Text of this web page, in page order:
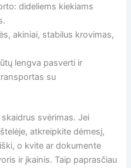
dideliems kiekiams
akiniai, stabilus krovimas,
lengva pasverti ir
su
svėrimas. Jei
atkreipkite dėmesį,
o kvite ar dokumente
ir įkainis. Taip paprasčiau